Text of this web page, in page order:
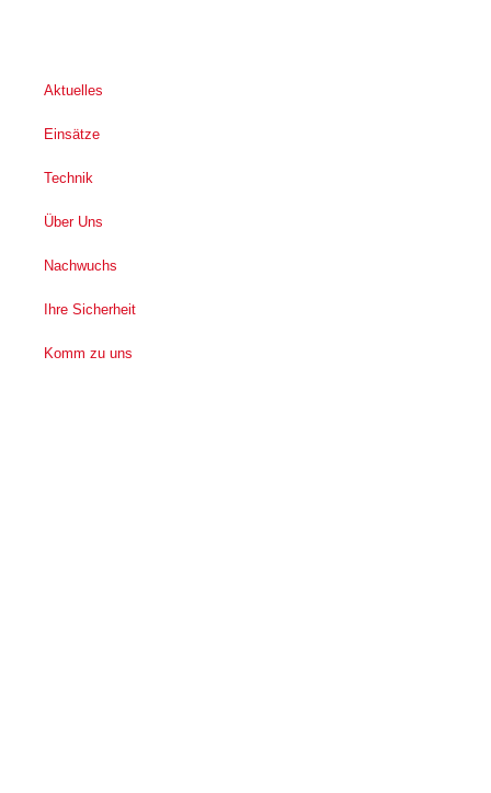
Aktuelles
Einsätze
Technik
Über Uns
Nachwuchs
Ihre Sicherheit
Komm zu uns